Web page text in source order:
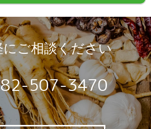
にご相談ください
507-3470